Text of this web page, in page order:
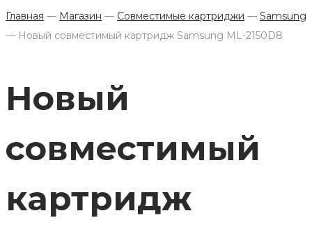
Главная — Магазин — Совместимые картриджи — Samsung
— Новый совместимый картридж Samsung ML-2150D8
Новый
совместимый
картридж